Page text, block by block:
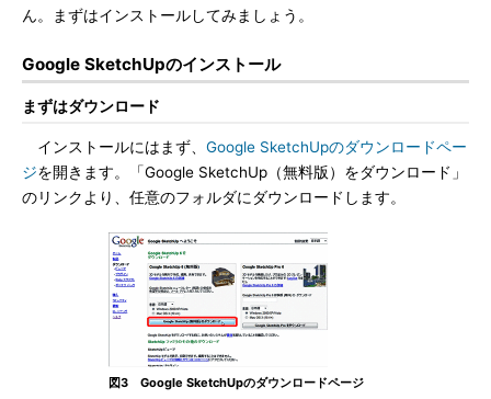
ん。まずはインストールしてみましょう。
Google SketchUpのインストール
まずはダウンロード
インストールにはまず、 Google SketchUpのダウンロードペー
ジを開きます。「Google SketchUp（無料版）をダウンロード」
のリンクより、任意のフォルダにダウンロードします。
図3 Google SketchUpのダウンロードページ